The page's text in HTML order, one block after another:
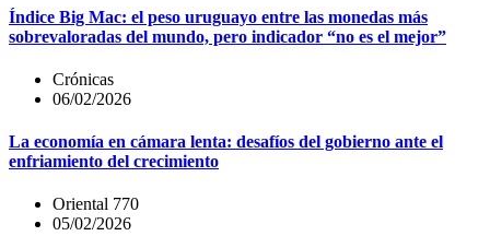
Índice Big Mac: el peso uruguayo entre las monedas más
sobrevaloradas del mundo, pero indicador “no es el mejor”
Crónicas
06/02/2026
La economía en cámara lenta: desafíos del gobierno ante el
enfriamiento del crecimiento
Oriental 770
05/02/2026